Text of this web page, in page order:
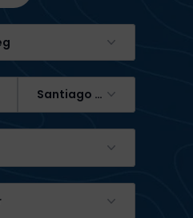
Santiago de Compostela